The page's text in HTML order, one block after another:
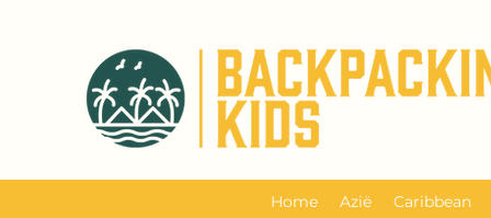
Home Azië Caribbean